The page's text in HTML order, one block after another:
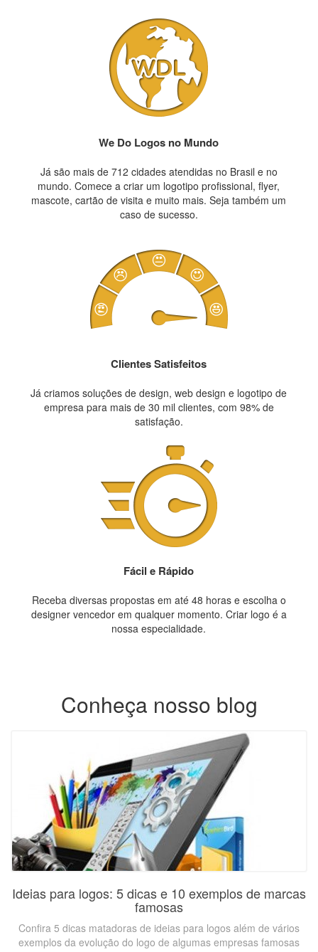
We Do Logos no Mundo
Já são mais de 712 cidades atendidas no Brasil e no
mundo. Comece a criar um logotipo profissional, flyer,
mascote, cartão de visita e muito mais. Seja também um
caso de sucesso.
Clientes Satisfeitos
Já criamos soluções de design, web design e logotipo de
empresa para mais de 30 mil clientes, com 98% de
satisfação.
Fácil e Rápido
Receba diversas propostas em até 48 horas e escolha o
designer vencedor em qualquer momento. Criar logo é a
nossa especialidade.
Conheça nosso blog
Ideias para logos: 5 dicas e 10 exemplos de marcas
famosas
Confira 5 dicas matadoras de ideias para logos além de vários
exemplos da evolução do logo de algumas empresas famosas